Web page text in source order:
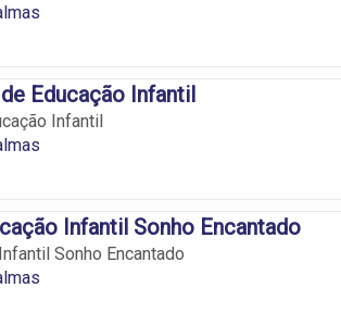
Educação Infantil
Infantil
Infantil Sonho Encantado
Sonho Encantado